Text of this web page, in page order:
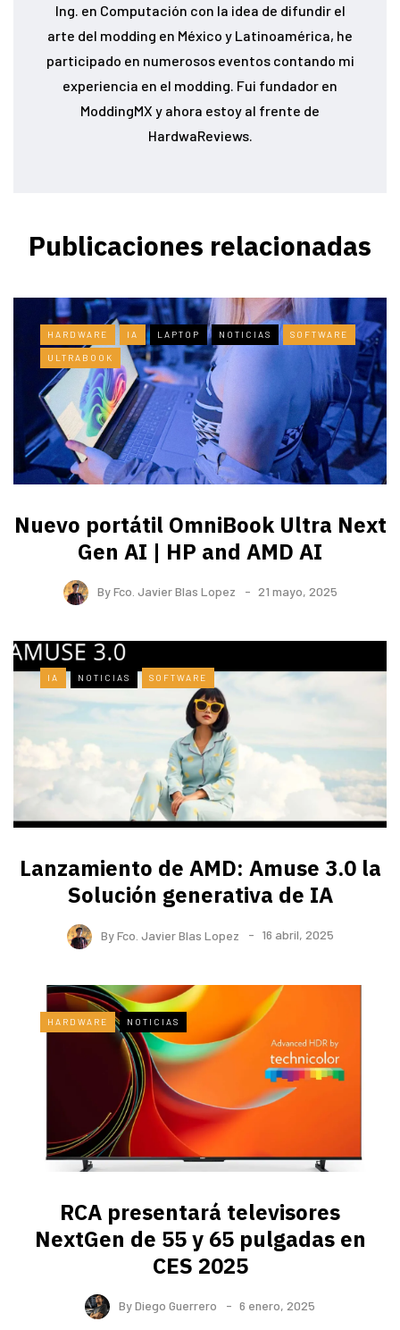
Ing. en Computación con la idea de difundir el
arte del modding en México y Latinoamérica, he
participado en numerosos eventos contando mi
experiencia en el modding. Fui fundador en
ModdingMX y ahora estoy al frente de
HardwaReviews.
Publicaciones relacionadas
HARDWARE IA LAPTOP NOTICIAS SOFTWARE
ULTRABOOK
Nuevo portátil OmniBook Ultra ​Next
Gen AI | HP and AMD AI
ByFco. Javier Blas Lopez 21 mayo, 2025
IA NOTICIAS SOFTWARE
Lanzamiento de AMD: Amuse 3.0 la
Solución generativa de IA
ByFco. Javier Blas Lopez 16 abril, 2025
HARDWARE NOTICIAS
RCA presentará televisores
NextGen de 55 y 65 pulgadas en
CES 2025
ByDiego Guerrero 6 enero, 2025